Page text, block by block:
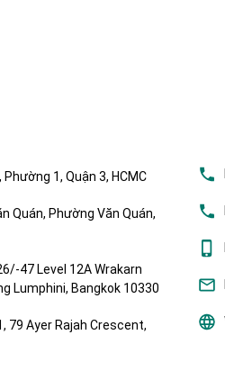
1, Quận 3, HCMC
Quán, Phường Văn Quán,
47 Level 12A Wrakarn
Lumphini, Bangkok 10330
79 Ayer Rajah Crescent,